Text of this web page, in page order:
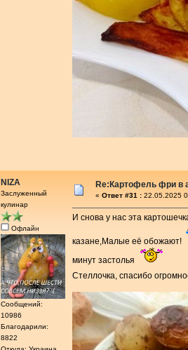
NIZA
Заслуженный
кулинар
Офлайн
Сообщений:
10986
Благодарили:
8822
Re:Картофель фри в
« Ответ #31 : 22.05.2025
И снова у нас эта
казане,Малые её обожают!
минут застолья
Стеллочка, спасибо